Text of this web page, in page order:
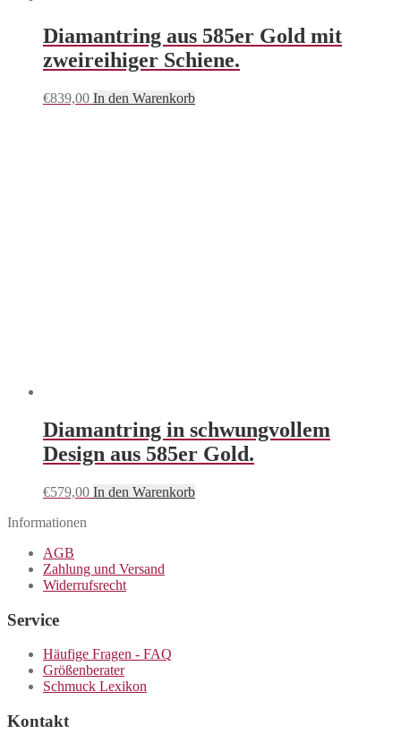
Diamantring aus 585er Gold mit
zweireihiger Schiene.
€839,00 In den Warenkorb
Diamantring in schwungvollem
Design aus 585er Gold.
€579,00 In den Warenkorb
Informationen
AGB
Zahlung und Versand
Widerrufsrecht
Service
Häufige Fragen - FAQ
Größenberater
Schmuck Lexikon
Kontakt